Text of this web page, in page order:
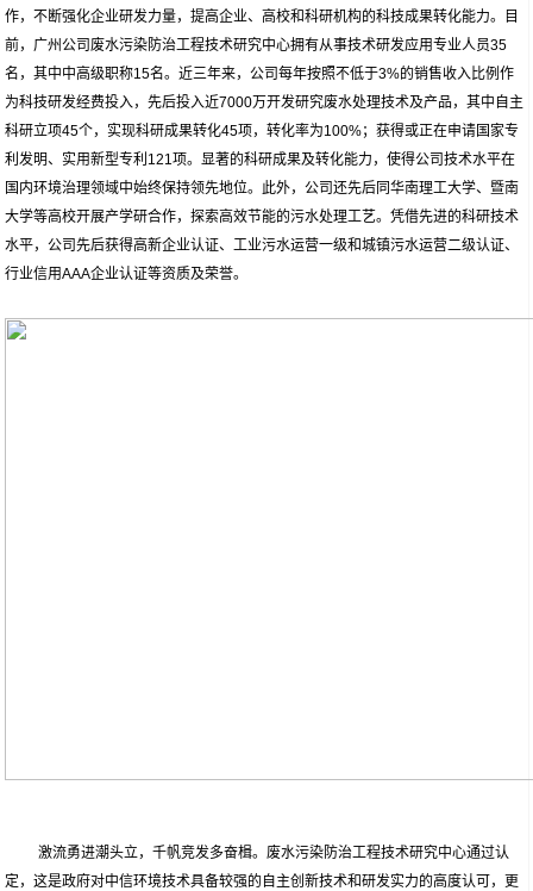
作，不断强化企业研发力量，提高企业、高校和科研机构的科技成果转化能力。目
前，广州公司废水污染防治工程技术研究中心拥有从事技术研发应用专业人员35
名，其中中高级职称15名。近三年来，公司每年按照不低于3%的销售收入比例作
为科技研发经费投入，先后投入近7000万开发研究废水处理技术及产品，其中自主
科研立项45个，实现科研成果转化45项，转化率为100%；获得或正在申请国家专
利发明、实用新型专利121项。显著的科研成果及转化能力，使得公司技术水平在
国内环境治理领域中始终保持领先地位。此外，公司还先后同华南理工大学、暨南
大学等高校开展产学研合作，探索高效节能的污水处理工艺。凭借先进的科研技术
水平，公司先后获得高新企业认证、工业污水运营一级和城镇污水运营二级认证、
行业信用AAA企业认证等资质及荣誉。
激流勇进潮头立，千帆竞发多奋楫。废水污染防治工程技术研究中心通过认
定，这是政府对中信环境技术具备较强的自主创新技术和研发实力的高度认可，更